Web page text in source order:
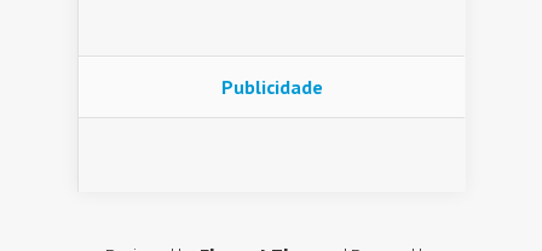
Nunes de Sena, Fátima Peixoto,
Glória Pereira, Kátia Mesel,
Publicidade